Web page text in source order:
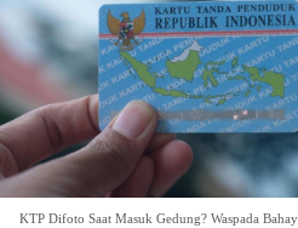
KTP Difoto Saat Masuk Gedung? Waspada